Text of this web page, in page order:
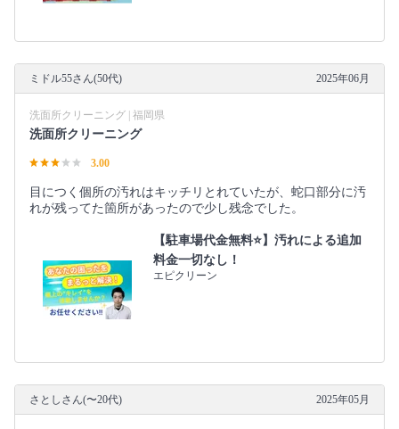
ミドル55さん(50代) 2025年06月
洗面所クリーニング | 福岡県
洗面所クリーニング
3.00
目につく個所の汚れはキッチリとれていたが、蛇口部分に汚
れが残ってた箇所があったので少し残念でした。
【駐車場代金無料⭐️】汚れによる追加
料金一切なし！
エピクリーン
さとしさん(〜20代) 2025年05月